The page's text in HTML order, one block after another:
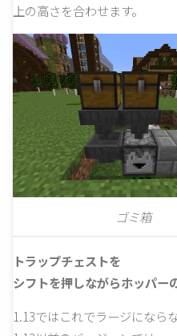
上の高さを合わせます。
ゴミ箱
トラップチェストを
シフトを押しながらホッパー
1.13ではこれでラージになら